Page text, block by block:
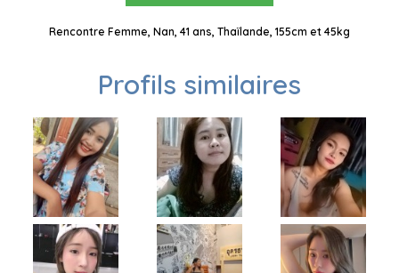
Rencontre Femme, Nan, 41 ans, Thaïlande, 155cm et 45kg
Profils similaires